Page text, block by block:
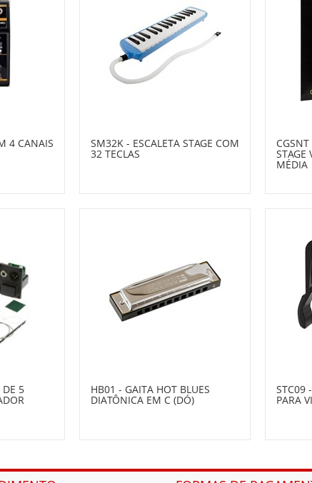
4 CANAIS SM32K - ESCALETA STAGE COM
32 TECLAS STAGE
MÉDIA
DE 5 HB01 - GAITA HOT BLUES
DIATÔNICA EM C (DÓ)
STC09
PARA